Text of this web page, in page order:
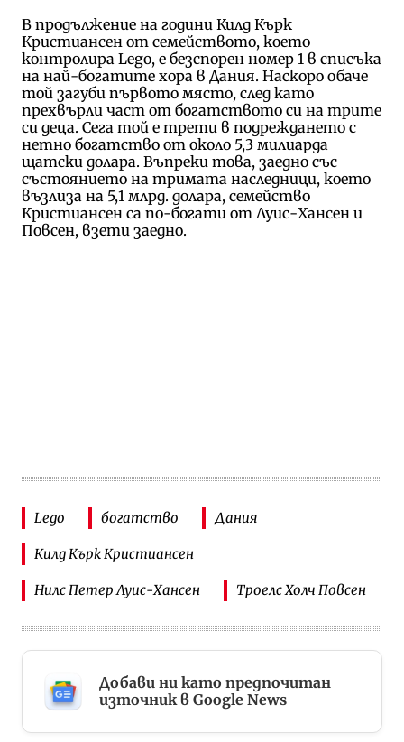
В продължение на години Килд Кърк
Кристиансен от семейството, което
контролира Lego, е безспорен номер 1 в списъка
на най-богатите хора в Дания. Наскоро обаче
той загуби първото място, след като
прехвърли част от богатството си на трите
си деца. Сега той е трети в подреждането с
нетно богатство от около 5,3 милиарда
щатски долара. Въпреки това, заедно със
състоянието на тримата наследници, което
възлиза на 5,1 млрд. долара, семейство
Кристиансен са по-богати от Луис-Хансен и
Повсен, взети заедно.
Lego богатство Дания
Килд Кърк Кристиансен
Нилс Петер Луис-Хансен Троелс Холч Повсен
Добави ни като предпочитан
източник в Google News